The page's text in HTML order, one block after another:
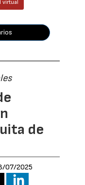
virtual
de
07/2025